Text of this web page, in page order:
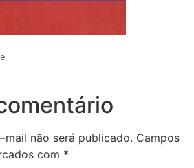
mail não será publicado. Campos
com *